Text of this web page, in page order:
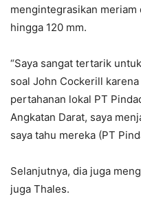
mengintegrasikan
hingga 120 mm.
“Saya sangat tertarik
soal John Cockerill
pertahanan lokal PT
Angkatan Darat, saya
saya tahu mereka (PT
Selanjutnya, dia juga
juga Thales.